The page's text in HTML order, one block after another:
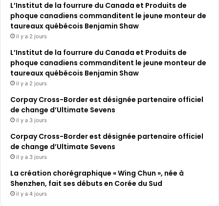
L’Institut de la fourrure du Canada et Produits de
phoque canadiens commanditent le jeune monteur de
taureaux québécois Benjamin Shaw
il y a 2 jours
L’Institut de la fourrure du Canada et Produits de
phoque canadiens commanditent le jeune monteur de
taureaux québécois Benjamin Shaw
il y a 2 jours
Corpay Cross-Border est désignée partenaire officiel
de change d’Ultimate Sevens
il y a 3 jours
Corpay Cross-Border est désignée partenaire officiel
de change d’Ultimate Sevens
il y a 3 jours
La création chorégraphique « Wing Chun », née à
Shenzhen, fait ses débuts en Corée du Sud
il y a 4 jours